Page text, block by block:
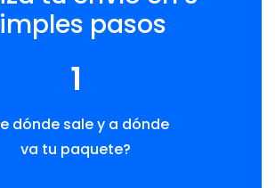
pasos
1
dónde sale y a dónde
va tu paquete?